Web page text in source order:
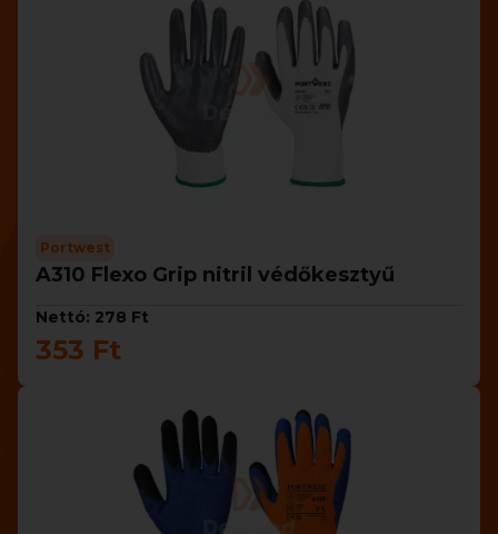
Portwest
A310 Flexo Grip nitril védőkesztyű
Nettó: 278 Ft
353 Ft